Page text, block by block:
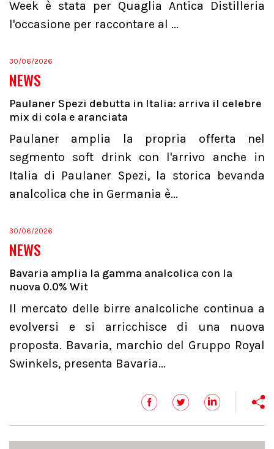
Week è stata per Quaglia Antica Distilleria
l'occasione per raccontare al ...
30/06/2026
NEWS
Paulaner Spezi debutta in Italia: arriva il celebre
mix di cola e aranciata
Paulaner amplia la propria offerta nel
segmento soft drink con l'arrivo anche in
Italia di Paulaner Spezi, la storica bevanda
analcolica che in Germania è...
30/06/2026
NEWS
Bavaria amplia la gamma analcolica con la
nuova 0.0% Wit
Il mercato delle birre analcoliche continua a
evolversi e si arricchisce di una nuova
proposta. Bavaria, marchio del Gruppo Royal
Swinkels, presenta Bavaria...